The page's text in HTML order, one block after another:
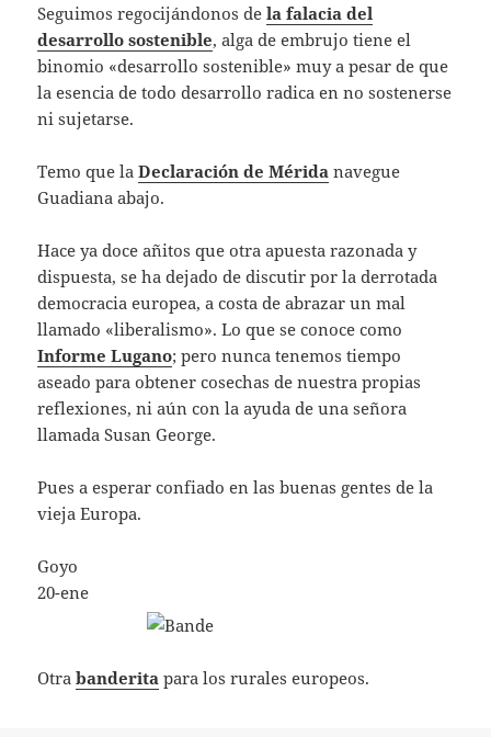
Seguimos regocijándonos dela falacia del
desarrollo sostenible, alga de embrujo tiene el
binomio «desarrollo sostenible» muy a pesar de que
la esencia de todo desarrollo radica en no sostenerse
ni sujetarse.
Temo que laDeclaración de Mérida navegue
Guadiana abajo.
Hace ya doce añitos que otra apuesta razonada y
dispuesta, se ha dejado de discutir por la derrotada
democracia europea, a costa de abrazar un mal
llamado «liberalismo». Lo que se conoce como
Informe Lugano; pero nunca tenemos tiempo
aseado para obtener cosechas de nuestra propias
reflexiones, ni aún con la ayuda de una señora
llamada Susan George.
Pues a esperar confiado en las buenas gentes de la
vieja Europa.
Goyo
20-ene
Otrabanderita para los rurales europeos.